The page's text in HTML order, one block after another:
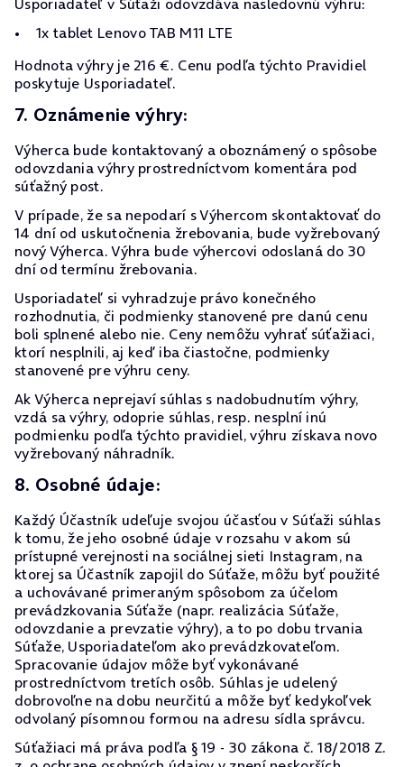
1x tablet Lenovo TAB M11 LTE
Hodnota výhry je 216 €. Cenu podľa týchto Pravidiel
poskytuje Usporiadateľ.
7. Oznámenie výhry:
Výherca bude kontaktovaný a oboznámený o spôsobe
odovzdania výhry prostredníctvom komentára pod
súťažný post.
V prípade, že sa nepodarí s Výhercom skontaktovať do
14 dní od uskutočnenia žrebovania, bude vyžrebovaný
nový Výherca. Výhra bude výhercovi odoslaná do 30
dní od termínu žrebovania.
Usporiadateľ si vyhradzuje právo konečného
rozhodnutia, či podmienky stanovené pre danú cenu
boli splnené alebo nie. Ceny nemôžu vyhrať súťažiaci,
ktorí nesplnili, aj keď iba čiastočne, podmienky
stanovené pre výhru ceny.
Ak Výherca neprejaví súhlas s nadobudnutím výhry,
vzdá sa výhry, odoprie súhlas, resp. nesplní inú
podmienku podľa týchto pravidiel, výhru získava novo
vyžrebovaný náhradník.
8. Osobné údaje:
Každý Účastník udeľuje svojou účasťou v Súťaži súhlas
k tomu, že jeho osobné údaje v rozsahu v akom sú
prístupné verejnosti na sociálnej sieti Instagram, na
ktorej sa Účastník zapojil do Súťaže, môžu byť použité
a uchovávané primeraným spôsobom za účelom
prevádzkovania Súťaže (napr. realizácia Súťaže,
odovzdanie a prevzatie výhry), a to po dobu trvania
Súťaže, Usporiadateľom ako prevádzkovateľom.
Spracovanie údajov môže byť vykonávané
prostredníctvom tretích osôb. Súhlas je udelený
dobrovoľne na dobu neurčitú a môže byť kedykoľvek
odvolaný písomnou formou na adresu sídla správcu.
Súťažiaci má práva podľa § 19 - 30 zákona č. 18/2018 Z.